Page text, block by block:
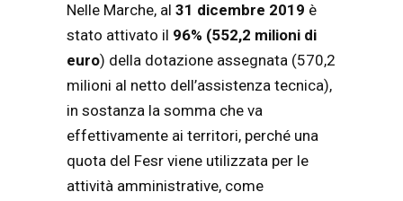
Nelle Marche, al 31 dicembre 2019 è
stato attivato il 96% (552,2 milioni di
euro) della dotazione assegnata (570,2
milioni al netto dell’assistenza tecnica),
in sostanza la somma che va
effettivamente ai territori, perché una
quota del Fesr viene utilizzata per le
attività amministrative, come